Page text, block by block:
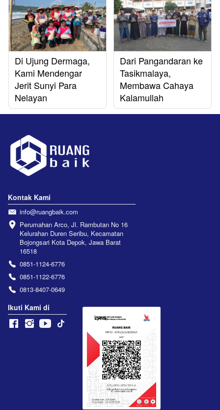
Di Ujung Dermaga,
Kami Mendengar
Jerit Sunyi Para
Nelayan
Dari Pangandaran ke
Tasikmalaya,
Membawa Cahaya
Kalamullah
Kontak Kami
info@ruangbaik.com
Perumahan Arco, Jl. Rambutan No 16
Kelurahan Duren Seribu, Kecamatan
Bojongsari Kota Depok, Jawa Barat
16518
0851-1124-6776
0851-1122-6776
0813-8407-0649
Ikuti Kami di